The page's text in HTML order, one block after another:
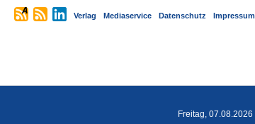
Verlag Mediaservice Datenschutz Impressum
Freitag, 07.08.2026